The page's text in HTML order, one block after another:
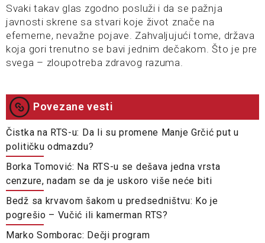
Svaki takav glas zgodno posluži i da se pažnja
javnosti skrene sa stvari koje život znače na
efemerne, nevažne pojave. Zahvaljujući tome, država
koja gori trenutno se bavi jednim dečakom. Što je pre
svega – zloupotreba zdravog razuma.
Povezane vesti
Čistka na RTS-u: Da li su promene Manje Grčić put u
političku odmazdu?
Borka Tomović: Na RTS-u se dešava jedna vrsta
cenzure, nadam se da je uskoro više neće biti
Bedž sa krvavom šakom u predsedništvu: Ko je
pogrešio – Vučić ili kamerman RTS?
Marko Somborac: Dečji program